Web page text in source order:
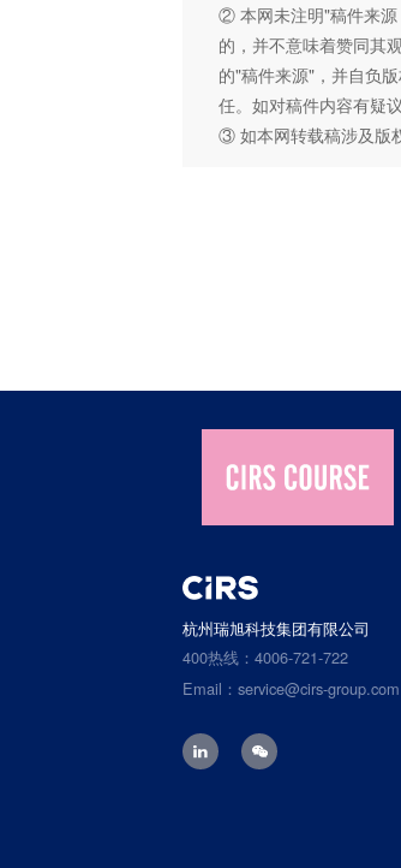
② 本网未注明"稿件来源
的，并不意味着赞同其
的"稿件来源"，并自负
任。如对稿件内容有疑
③ 如本网转载稿涉及版
杭州瑞旭科技集团有限公司
400热线：4006-721-722
Email：service@cirs-group.com